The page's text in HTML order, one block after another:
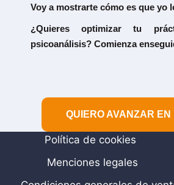
Voy a mostrarte cómo es que yo
¿Quieres optimizar tu
psicoanálisis? Comienza
QUIERO AVANZAR EN
Política de cookies
Menciones legales